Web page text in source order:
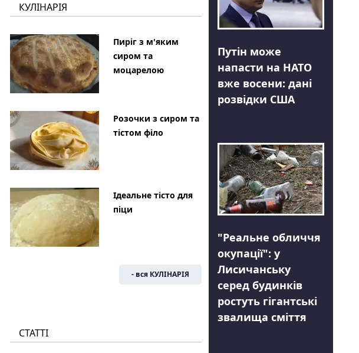
КУЛІНАРІЯ
Пиріг з м'яким
сиром та
моцарелою
Розочки з сиром та
тістом філо
Ідеальне тісто для
піци
- вся КУЛІНАРІЯ
СТАТТІ
Путін може
напасти на НАТО
вже восени: дані
розвідки США
"Реальне обличчя
окупації": у
Лисичанську
серед будинків
ростуть гігантські
звалища сміття